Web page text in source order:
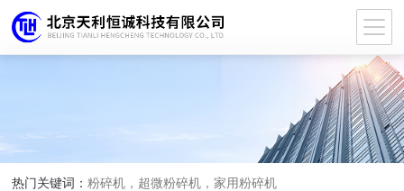
热门关键词：粉碎机，超微粉碎机，家用粉碎机